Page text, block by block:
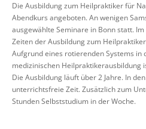
Die Ausbildung zum Heilpraktiker für
Abendkurs angeboten. An wenigen
ausgewählte Seminare in Bonn statt.
Zeiten der Ausbildung zum
Aufgrund eines rotierenden Systems in
medizinischen Heilpraktikerausbildung
Die Ausbildung läuft über 2 Jahre. In
unterrichtsfreie Zeit. Zusätzlich zum
Stunden Selbststudium in der Woche.